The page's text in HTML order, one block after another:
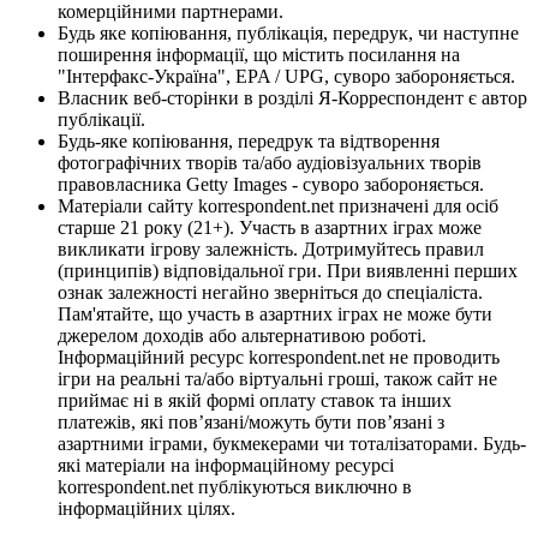
комерційними партнерами.
Будь яке копіювання, публікація, передрук, чи наступне
поширення інформації, що містить посилання на
"Інтерфакс-Україна", EPA / UPG, суворо забороняється.
Власник веб-сторінки в розділі Я-Корреспондент є автор
публікації.
Будь-яке копіювання, передрук та відтворення
фотографічних творів та/або аудіовізуальних творів
правовласника Getty Images - суворо забороняється.
Матеріали сайту korrespondent.net призначені для осіб
старше 21 року (21+). Участь в азартних іграх може
викликати ігрову залежність. Дотримуйтесь правил
(принципів) відповідальної гри. При виявленні перших
ознак залежності негайно зверніться до спеціаліста.
Пам'ятайте, що участь в азартних іграх не може бути
джерелом доходів або альтернативою роботі.
Інформаційний ресурс korrespondent.net не проводить
ігри на реальні та/або віртуальні гроші, також сайт не
приймає ні в якій формі оплату ставок та інших
платежів, які пов’язані/можуть бути пов’язані з
азартними іграми, букмекерами чи тоталізаторами. Будь-
які матеріали на інформаційному ресурсі
korrespondent.net публікуються виключно в
інформаційних цілях.